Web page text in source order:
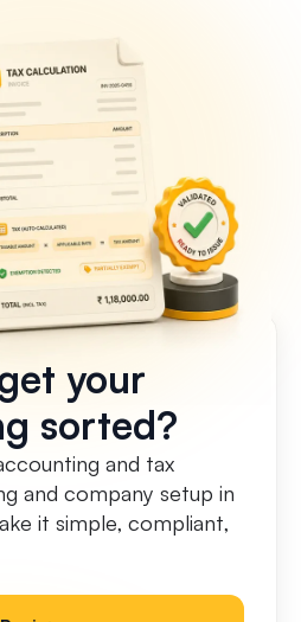
your
sorted?
and tax
and company setup in
it simple, compliant,